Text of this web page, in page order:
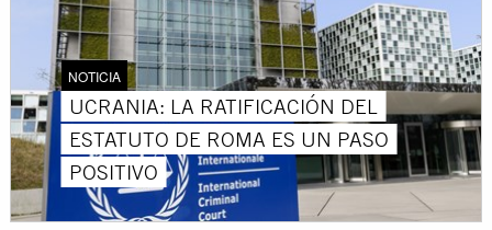
NOTICIA
UCRANIA: LA RATIFICACIÓN DEL
ESTATUTO DE ROMA ES UN PASO
POSITIVO